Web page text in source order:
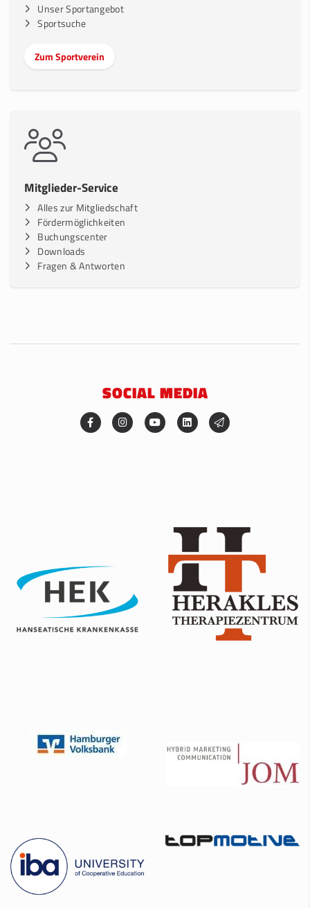
Unser Sportangebot
Sportsuche
Zum Sportverein
Mitglieder-Service
Alles zur Mitgliedschaft
Fördermöglichkeiten
Buchungscenter
Downloads
Fragen & Antworten
SOCIAL MEDIA